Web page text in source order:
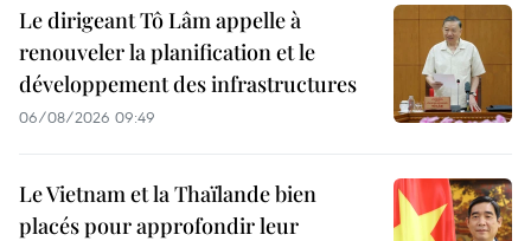
Le dirigeant Tô Lâm appelle à
renouveler la planification et le
développement des infrastructures
06/08/2026 09:49
Le Vietnam et la Thaïlande bien
placés pour approfondir leur